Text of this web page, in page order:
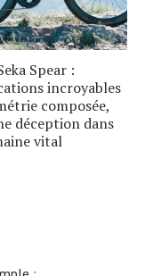
Spear :
incroyables
composée,
déception dans
vital